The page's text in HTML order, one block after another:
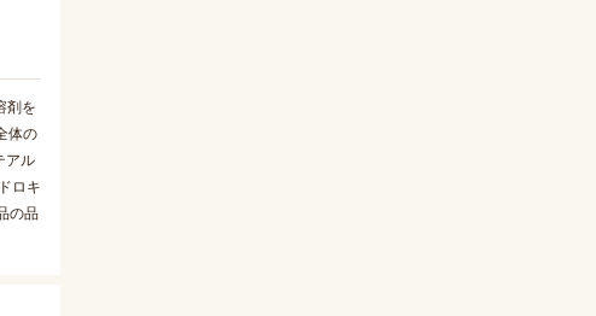
剤を
体の
アル
ロキ
の品